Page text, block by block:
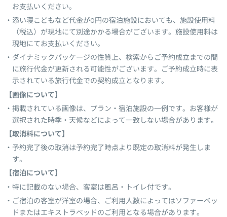
お支払いください。
添い寝こどもなど代金が0円の宿泊施設においても、施設使用料
（税込）が現地にて別途かかる場合がございます。施設使用料は
現地にてお支払いください。
ダイナミックパッケージの性質上、検索からご予約成立までの間
に旅行代金が更新される可能性がございます。ご予約成立時に表
示されている旅行代金での契約成立となります。
【画像について】
掲載されている画像は、プラン・宿泊施設の一例です。お客様が
選択された時季・天候などによって一致しない場合があります。
【取消料について】
予約完了後の取消は予約完了時点より既定の取消料が発生しま
す。
【宿泊について】
特に記載のない場合、客室は風呂・トイレ付です。
ご宿泊の客室が洋室の場合、ご利用人数によってはソファーベッ
ドまたはエキストラベッドのご利用となる場合があります。